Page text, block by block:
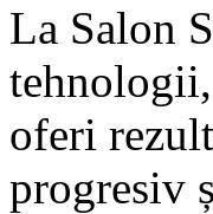
La Salon
oferi
progresiv